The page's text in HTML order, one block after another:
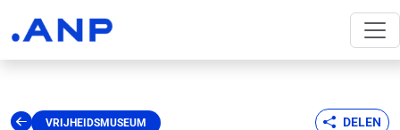
VRIJHEIDSMUSEUM DELEN